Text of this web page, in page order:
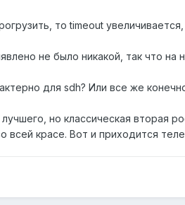
то timeout
не было никакой, так что на
для sdh? Или все же
но классическая вторая
красе. Вот и приходится